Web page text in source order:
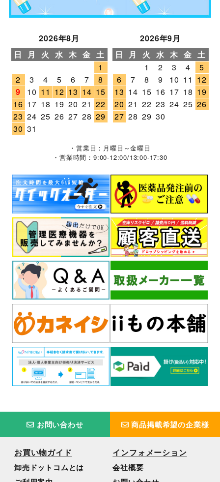
2026年8月
日
月 火 水 木 金 土
1
2
3 4 5 6 7
8
9
10 11 12 13 14 15
16 17 18 19 20 21 22
23 24 25 26 27 28 29
30 31
2026年9月
日
月 火 水 木 金 土
1
2 3 4
5
6
7 8 9 10 11 12
13 14 15 16 17 18 19
20 21 22 23 24 25 26
27 28 29 30
・営業日：月曜日～金曜日
・営業時間：9:00-12:00/13:00-17:30
お問い合わせ 商品掲載希望の企業様
お買い物ガイド
卸売ドットコムとは
インフォメーション
会社概要